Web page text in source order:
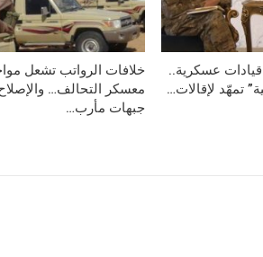
قيادات عسكرية..
تمهّد لإقالات…
خلافات الرواتب تشعل
معسكر التحالف…
جبهات مأرب…